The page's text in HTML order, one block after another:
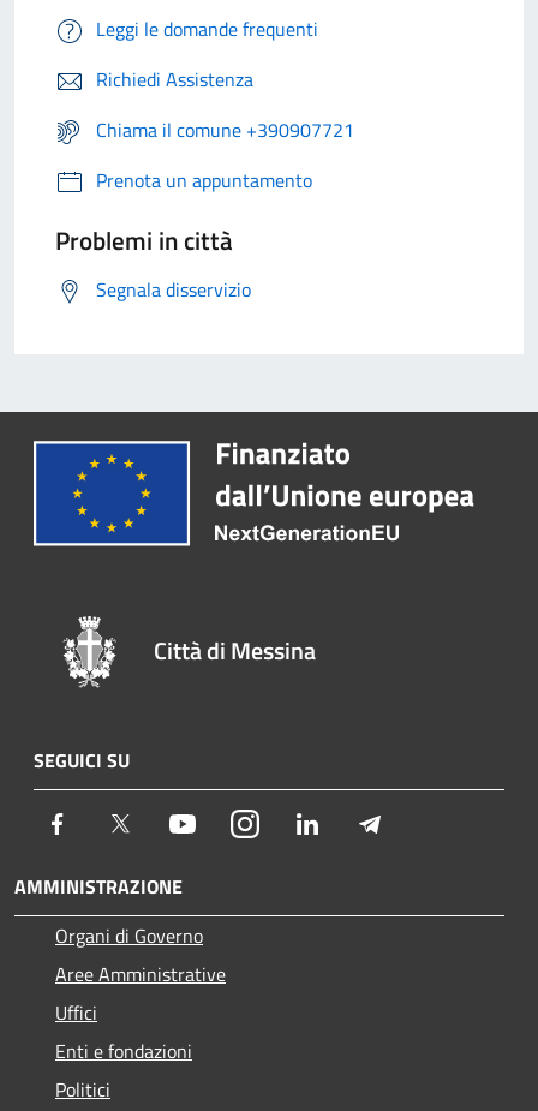
Leggi le domande frequenti
Richiedi Assistenza
Chiama il comune +390907721
Prenota un appuntamento
Problemi in città
Segnala disservizio
Città di Messina
SEGUICI SU
Facebook Twitter YoutubeInstagram LinkedIn
AMMINISTRAZIONE
Organi di Governo
Aree Amministrative
Uffici
Enti e fondazioni
Politici